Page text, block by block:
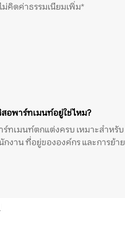
ม่คิดค่าธรรมเนียมเพิ่ม*
สอพาร์ทเมนท์อยู่ใช่ไหม?
ร์ทเมนท์ตกแต่งครบ เหมาะสำหรับ
กงาน ที่อยู่ขององค์กร และการย้าย